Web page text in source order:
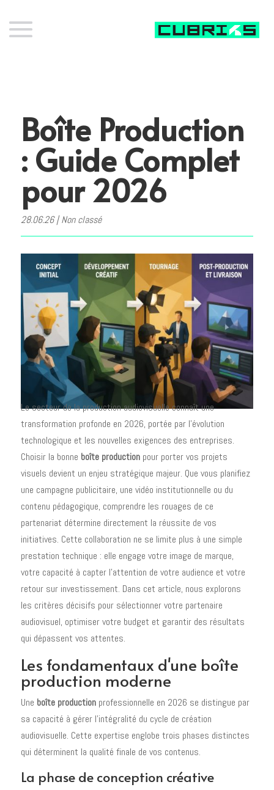
Boîte Production
: Guide Complet
pour 2026
28.06.26|Non classé
Le secteur de la production audiovisuelle connaît une
transformation profonde en 2026, portée par l'évolution
technologique et les nouvelles exigences des entreprises.
Choisir la bonne boîte productionpour porter vos projets
visuels devient un enjeu stratégique majeur. Que vous planifiez
une campagne publicitaire, une vidéo institutionnelle ou du
contenu pédagogique, comprendre les rouages de ce
partenariat détermine directement la réussite de vos
initiatives. Cette collaboration ne se limite plus à une simple
prestation technique : elle engage votre image de marque,
votre capacité à capter l'attention de votre audience et votre
retour sur investissement. Dans cet article, nous explorons
les critères décisifs pour sélectionner votre partenaire
audiovisuel, optimiser votre budget et garantir des résultats
qui dépassent vos attentes.
Les fondamentaux d'une boîte
production moderne
Une boîte productionprofessionnelle en 2026 se distingue par
sa capacité à gérer l'intégralité du cycle de création
audiovisuelle. Cette expertise englobe trois phases distinctes
qui déterminent la qualité finale de vos contenus.
La phase de conception créative